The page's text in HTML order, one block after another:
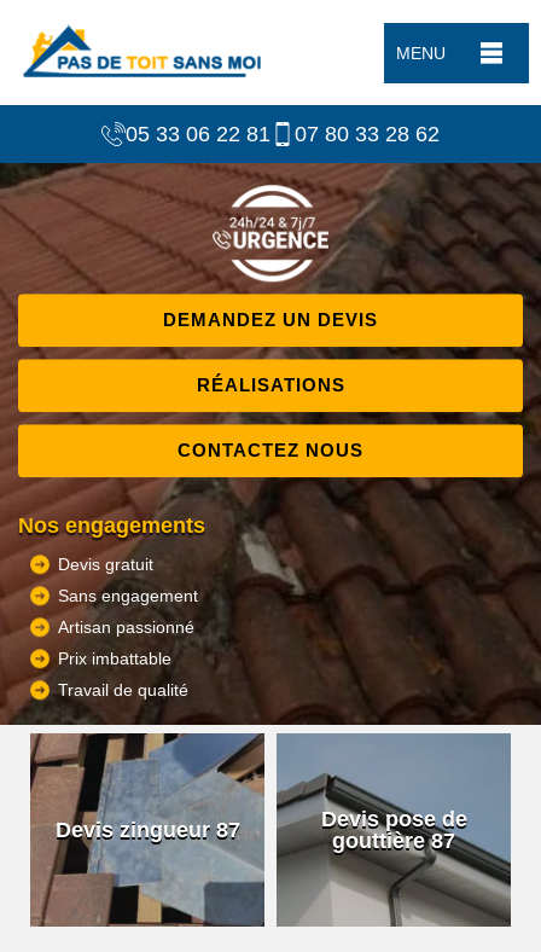
MENU
05 33 06 22 81 07 80 33 28 62
DEMANDEZ UN DEVIS
RÉALISATIONS
CONTACTEZ NOUS
Nos engagements
Devis gratuit
Sans engagement
Artisan passionné
Prix imbattable
Travail de qualité
Devis zingueur 87
Devis pose de
gouttière 87